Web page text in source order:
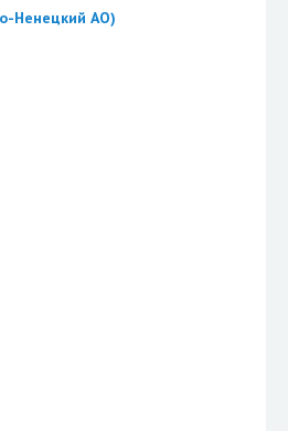
Ненецкий АО)